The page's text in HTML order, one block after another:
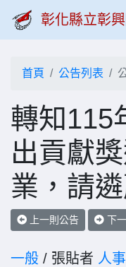
彰化縣立彰
首頁 公告列表
轉知115
出貢獻
業，請
上一則公告 下
一般 / 張貼者 人